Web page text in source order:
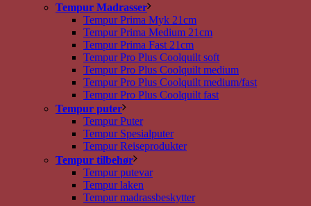
Tempur Madrasser
Tempur Prima Myk 21cm
Tempur Prima Medium 21cm
Tempur Prima Fast 21cm
Tempur Pro Plus Coolquilt soft
Tempur Pro Plus Coolquilt medium
Tempur Pro Plus Coolquilt medium/fast
Tempur Pro Plus Coolquilt fast
Tempur puter
Tempur Puter
Tempur Spesialputer
Tempur Reiseprodukter
Tempur tilbehør
Tempur putevar
Tempur laken
Tempur madrassbeskytter